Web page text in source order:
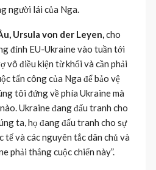
người lái của Nga.
Ursula von der Leyen,cho
đỉnh EU-Ukraine vào tuần tới
vô điều kiện từ khối và cần phải
tấn công của Nga để bảo vệ
tôi đứng về phía Ukraine mà
Ukraine đang đấu tranh cho
ta, họ đang đấu tranh cho sự
và các nguyên tắc dân chủ và
phải thắng cuộc chiến này”.